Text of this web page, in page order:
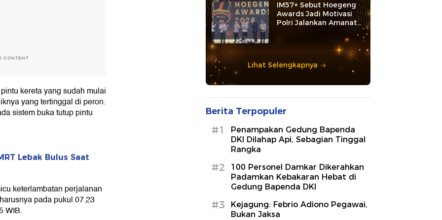
CONTENT
kereta yang sudah mulai
yang tertinggal di peron.
sistem buka tutup pintu
Lebak Bulus Saat
keterlambatan perjalanan
pada pukul 07.23
WIB.
IM57+ Sebut Hoegeng
Awards Jadi Motivasi
Polri Jalankan Amanat
Lihat Selengkapnya
Berita Terpopuler
#1
Penampakan Gedung Bapenda
DKI Dilahap Api, Sebagian Tinggal
Rangka
#2
100 Personel Damkar Dikerahkan
Padamkan Kebakaran Hebat di
Gedung Bapenda DKI
#3
Kejagung: Febrio Adiono Pegawai,
Bukan Jaksa